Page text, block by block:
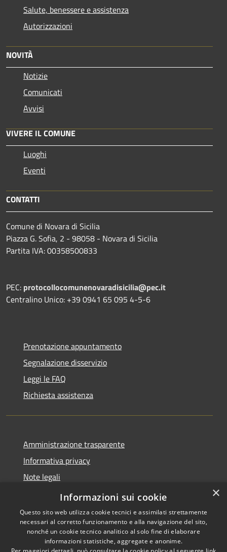
Salute, benessere e assistenza
Autorizzazioni
NOVITÀ
Notizie
Comunicati
Avvisi
VIVERE IL COMUNE
Luoghi
Eventi
CONTATTI
Comune di Novara di Sicilia
Piazza G. Sofia, 2 - 98058 - Novara di Sicilia
Partita IVA: 00358500833
PEC: protocollocomunenovaradisicilia@pec.it
Centralino Unico: +39 0941 65 095 4-5-6
Prenotazione appuntamento
Segnalazione disservizio
Leggi le FAQ
Richiesta assistenza
Amministrazione trasparente
Informativa privacy
Note legali
Dichiarazione di accessibilità
Copyright © 2026 • Comune di
×
Informazioni sui cookie
Questo sito web utilizza cookie tecnici e assimilati strettamente
necessari al corretto funzionamento e alla navigazione del sito,
nonché un cookie tecnico analitico al solo fine di elaborare
informazioni statistiche, aggregate e anonime.